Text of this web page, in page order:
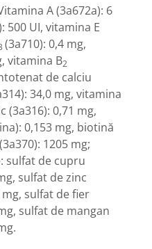
A (3a672a): 6
500 UI, vitamina E
(3a710): 0,4 mg,
vitamina B2
de calciu
34,0 mg, vitamina
(3a316): 0,71 mg,
0,153 mg, biotină
1205 mg;
sulfat de cupru
sulfat dezinc
mg, sulfat de fier
sulfat de mangan